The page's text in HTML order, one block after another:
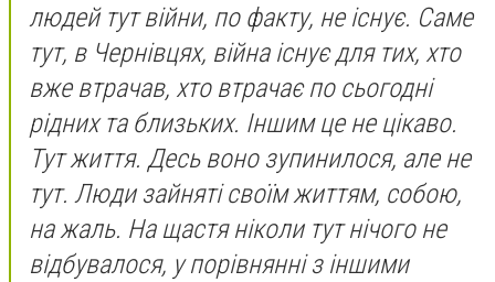
людей тут війни, по факту, не існує. Саме
тут, в Чернівцях, війна існує для тих, хто
вже втрачав, хто втрачає по сьогодні
рідних та близьких. Іншим це не цікаво.
Тут життя. Десь воно зупинилося, але не
тут. Люди зайняті своїм життям, собою,
на жаль. На щастя ніколи тут нічого не
відбувалося, у порівнянні з іншими